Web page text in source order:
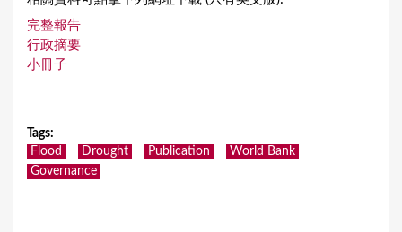
完整報告
行政摘要
小冊子
Tags:
Flood
Drought Publication
World Bank
Governance